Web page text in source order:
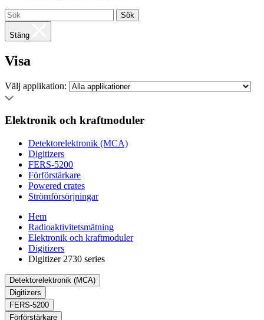
Sök
Stäng
Visa
Välj applikation:
Elektronik och kraftmoduler
Detektorelektronik (MCA)
Digitizers
FERS-5200
Förförstärkare
Powered crates
Strömförsörjningar
Hem
Radioaktivitetsmätning
Elektronik och kraftmoduler
Digitizers
Digitizer 2730 series
Detektorelektronik (MCA)
Digitizers
FERS-5200
Förförstärkare